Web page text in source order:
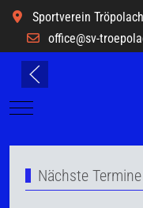
Sportverein
office@sv-
Mobile Menu Toggle
Nächste Termine